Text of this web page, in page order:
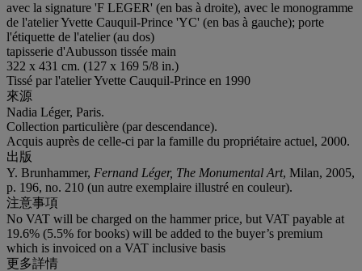
avec la signature 'F LEGER' (en bas à droite), avec le monogramme
de l'atelier Yvette Cauquil-Prince 'YC' (en bas à gauche); porte
l'étiquette de l'atelier (au dos)
tapisserie d'Aubusson tissée main
322 x 431 cm. (127 x 169 5/8 in.)
Tissé par l'atelier Yvette Cauquil-Prince en 1990
來源
Nadia Léger, Paris.
Collection particulière (par descendance).
Acquis auprès de celle-ci par la famille du propriétaire actuel, 2000.
出版
Y. Brunhammer, Fernand Léger, The Monumental Art, Milan, 2005,
p. 196, no. 210 (un autre exemplaire illustré en couleur).
注意事項
No VAT will be charged on the hammer price, but VAT payable at
19.6% (5.5% for books) will be added to the buyer’s premium
which is invoiced on a VAT inclusive basis
更多詳情